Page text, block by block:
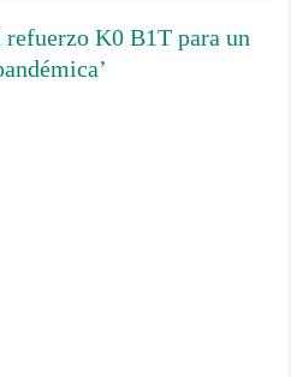
K0 B1T para un